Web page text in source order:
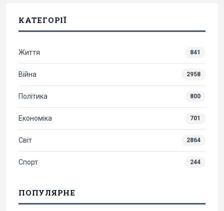
КАТЕГОРІЇ
Життя 841
Війна 2958
Політика 800
Економіка 701
Світ 2864
Спорт 244
ПОПУЛЯРНЕ